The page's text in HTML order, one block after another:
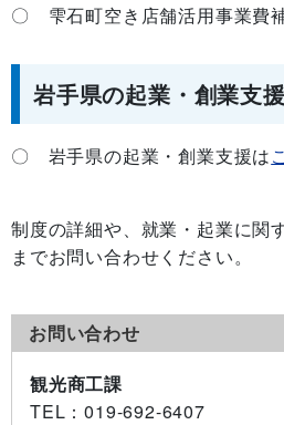
〇 雫石町空き店舗活用事業費
岩手県の起業・創業支援
〇 岩手県の起業・創業支援は
制度の詳細や、就業・起業に関
までお問い合わせください。
お問い合わせ
観光商工課
TEL ：019-692-6407